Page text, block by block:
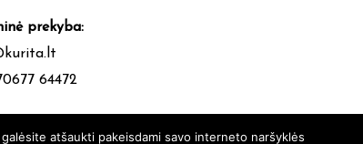
prekyba:
64472
atšaukti pakeisdami savo interneto naršyklės